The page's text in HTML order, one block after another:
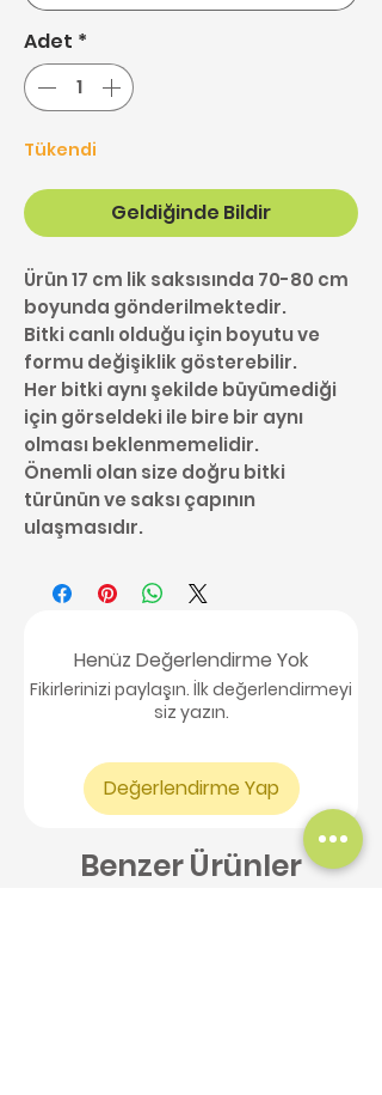
Adet *
Tükendi
Geldiğinde Bildir
Ürün 17 cm lik saksısında 70-80 cm
boyunda gönderilmektedir.
Bitki canlı olduğu için boyutu ve
formu değişiklik gösterebilir.
Her bitki aynı şekilde büyümediği
için görseldeki ile bire bir aynı
olması beklenmemelidir.
Önemli olan size doğru bitki
türünün ve saksı çapının
ulaşmasıdır.
Henüz Değerlendirme Yok
Fikirlerinizi paylaşın. İlk değerlendirmeyi
siz yazın.
Değerlendirme Yap
Benzer Ürünler